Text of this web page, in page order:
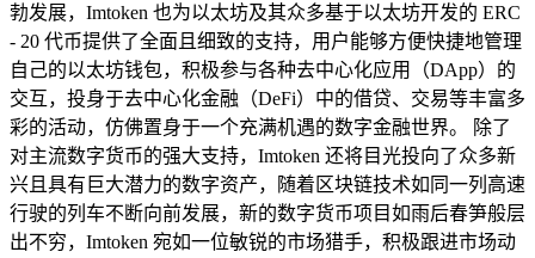
勃发展，Imtoken 也为以太坊及其众多基于以太坊开发的 ERC
- 20 代币提供了全面且细致的支持，用户能够方便快捷地管理
自己的以太坊钱包，积极参与各种去中心化应用（DApp）的
交互，投身于去中心化金融（DeFi）中的借贷、交易等丰富多
彩的活动，仿佛置身于一个充满机遇的数字金融世界。 除了
对主流数字货币的强大支持，Imtoken 还将目光投向了众多新
兴且具有巨大潜力的数字资产，随着区块链技术如同一列高速
行驶的列车不断向前发展，新的数字货币项目如雨后春笋般层
出不穷，Imtoken 宛如一位敏锐的市场猎手，积极跟进市场动